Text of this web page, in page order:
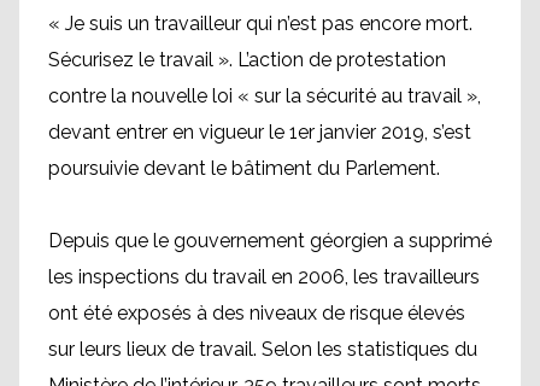
« Je suis un travailleur qui n’est pas encore mort.
Sécurisez le travail ». L’action de protestation
contre la nouvelle loi « sur la sécurité au travail »,
devant entrer en vigueur le 1er janvier 2019, s’est
poursuivie devant le bâtiment du Parlement.
Depuis que le gouvernement géorgien a supprimé
les inspections du travail en 2006, les travailleurs
ont été exposés à des niveaux de risque élevés
sur leurs lieux de travail. Selon les statistiques du